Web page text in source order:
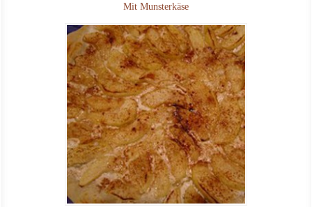
Mit Munsterkäse